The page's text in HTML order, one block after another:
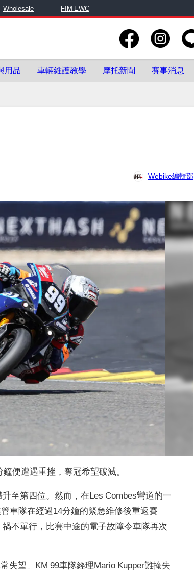
Wholesale FIM EWC
用品 車輛維護教學 摩托新聞 賽事消息
Webike編輯部
便遭遇重挫，奪冠希望破滅。
至第四位。然而，在Les Combes彎道的一
車隊在經過14分鐘的緊急維修後重返賽
不單行，比賽中途的電子故障令車隊再次
失望」KM 99車隊經理Mario Kupper難掩失